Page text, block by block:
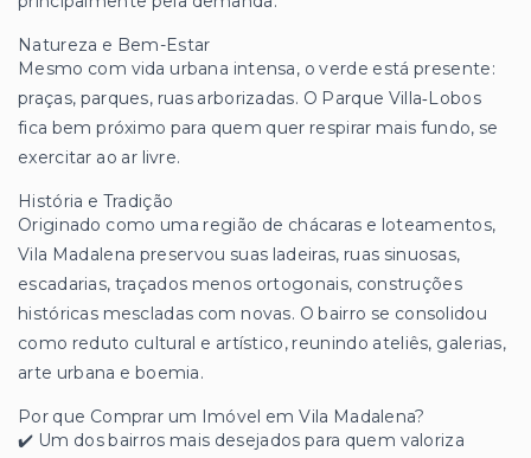
Natureza e Bem-Estar
Mesmo com vida urbana intensa, o verde está presente:
praças, parques, ruas arborizadas. O Parque Villa‑Lobos
fica bem próximo para quem quer respirar mais fundo, se
exercitar ao ar livre.
História e Tradição
Originado como uma região de chácaras e loteamentos,
Vila Madalena preservou suas ladeiras, ruas sinuosas,
escadarias, traçados menos ortogonais, construções
históricas mescladas com novas. O bairro se consolidou
como reduto cultural e artístico, reunindo ateliês, galerias,
arte urbana e boemia.
Por que Comprar um Imóvel em Vila Madalena?
✔️ Um dos bairros mais desejados para quem valoriza